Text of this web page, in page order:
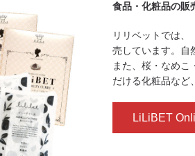
食品・化粧品の販
リリベットでは、
売しています。自
また、桜・なめこ
だける化粧品など
LiLiBET